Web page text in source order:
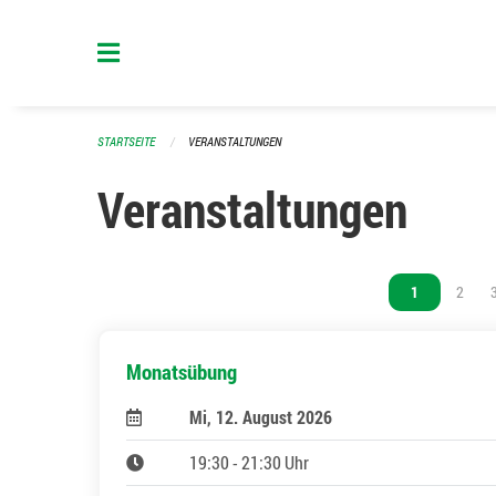
STARTSEITE VERANSTALTUNGEN
Veranstaltungen
Vous êtes sur
1 Vous
2 3
Monatsübung
Mi, 12. August 2026
19:30 - 21:30 Uhr